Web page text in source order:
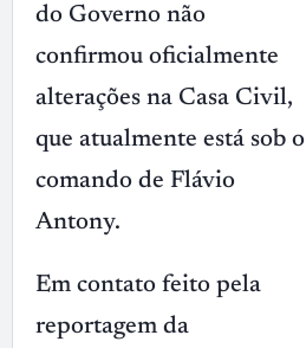
do Governo não
confirmou oficialmente
alterações na Casa Civil,
que atualmente está sob o
comando de Flávio
Antony.
Em contato feito pela
reportagem da